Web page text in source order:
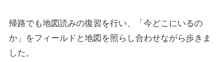
帰路でも地図読みの復習を行い、「今どこにいるの
か」をフィールドと地図を照らし合わせながら歩きま
した。